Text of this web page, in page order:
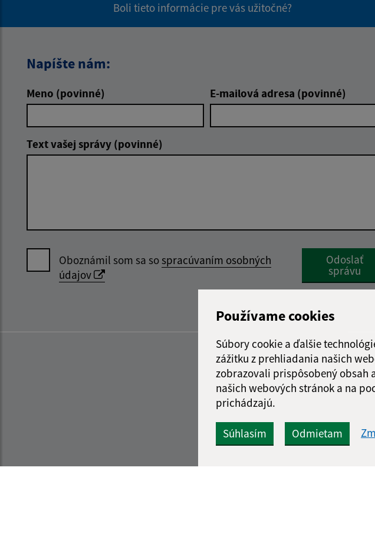
Používame cookies
Súbory cookie a ďalšie
zážitku z prehliadania našich
zobrazovali prispôsobený obsah
našich webových stránok a na
prichádzajú.
Súhlasím Odmietam
Boli tieto informácie pre vás užitočné?
Napíšte nám:
Meno (povinné) E-mailová adresa (povinné)
Text vašej správy (povinné)
Oboznámil som sa sospracúvaním osobných
údajov
Google reCaptcha
Odoslať
správu